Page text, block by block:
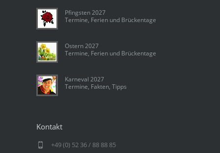
Pfingsten 2027
Termine, Ferien und Brückentage
Ostern 2027
Termine, Ferien und Brückentage
Karneval 2027
Termine, Fakten, Tipps
Kontakt
+49 (0) 52 36 / 88 88 85